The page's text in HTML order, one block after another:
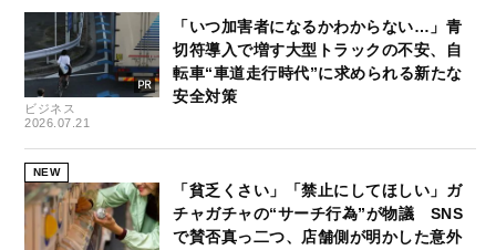
ビジネス
2026.07.21
「いつ加害者になるかわからない…」青
切符導入で増す大型トラックの不安、自
転車“車道走行時代”に求められる新たな
安全対策
NEW
「貧乏くさい」「禁止にしてほしい」ガ
チャガチャの“サーチ行為”が物議 SNS
で賛否真っ二つ、店舗側が明かした意外